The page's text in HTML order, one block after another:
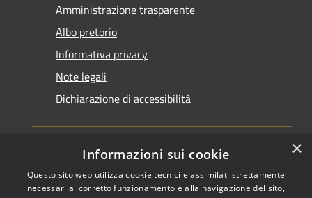
Amministrazione trasparente
Albo pretorio
Informativa privacy
Note legali
Dichiarazione di accessibilità
RSS
Copyright © 2026 • Comune di
×
Informazioni sui cookie
Questo sito web utilizza cookie tecnici e assimilati strettamente
necessari al corretto funzionamento e alla navigazione del sito,